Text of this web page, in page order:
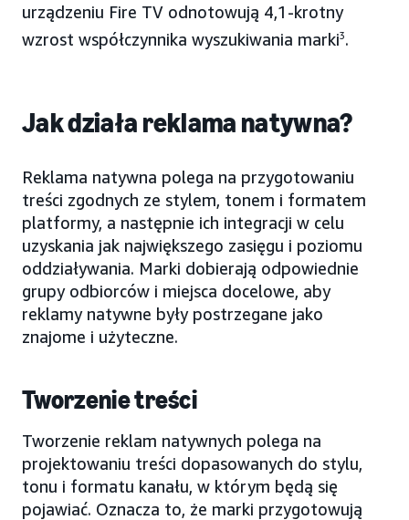
urządzeniu Fire TV odnotowują 4,1-krotny
wzrost współczynnika wyszukiwania marki3.
Jak działa reklama natywna?
Reklama natywna polega na przygotowaniu
treści zgodnych ze stylem, tonem i formatem
platformy, a następnie ich integracji w celu
uzyskania jak największego zasięgu i poziomu
oddziaływania. Marki dobierają odpowiednie
grupy odbiorców i miejsca docelowe, aby
reklamy natywne były postrzegane jako
znajome i użyteczne.
Tworzenie treści
Tworzenie reklam natywnych polega na
projektowaniu treści dopasowanych do stylu,
tonu i formatu kanału, w którym będą się
pojawiać. Oznacza to, że marki przygotowują